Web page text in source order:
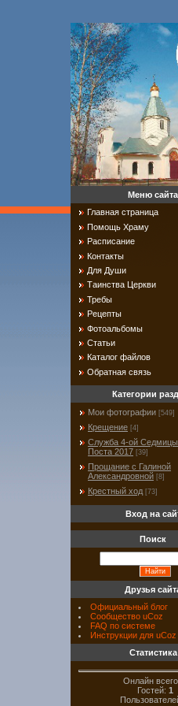
Меню сайта
Главная страница
Помощь Храму
Расписание
Контакты
Для Души
Таинства Церкви
Требы
Рецепты
Фотоальбомы
Статьи
Каталог файлов
Обратная связь
Категории
Мои фотографии [549]
Крещение [4]
Служба 4-ой Седмицы
Поста 2017 [39]
Прощание с Галиной
Александровной [8]
Крестный ход [73]
Вход на
Поиск
Друзья
Официальный блог
Сообщество uCoz
FAQ по системе
Инструкции для uCoz
Статистика
Онлайн
Гостей: 1